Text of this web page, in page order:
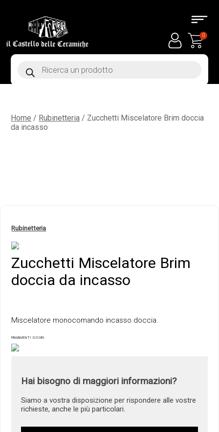
0
Home / Rubinetteria / Zucchetti Miscelatore Brim doccia
da incasso
Rubinetteria
Zucchetti Miscelatore Brim
doccia da incasso
Miscelatore monocomando incasso doccia.
PAGAMENTI SICURI
Hai bisogno di maggiori informazioni?
Siamo a vostra disposizione per rispondere alle vostre
richieste, anche le più particolari.